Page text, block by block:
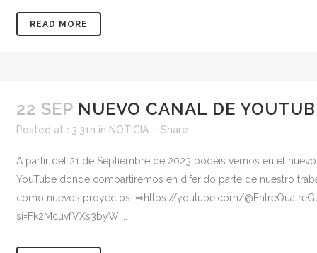
READ MORE
22 SEP NUEVO CANAL DE
Posted at 13:31h in NOTICIA Share
A partir del 21 de Septiembre de 2023 podéis vernos en el
YouTube donde compartiremos en diferido parte de nuestro
como nuevos proyectos. ⇒https://youtube.com/
si=Fk2McuvfVXs3byWi...